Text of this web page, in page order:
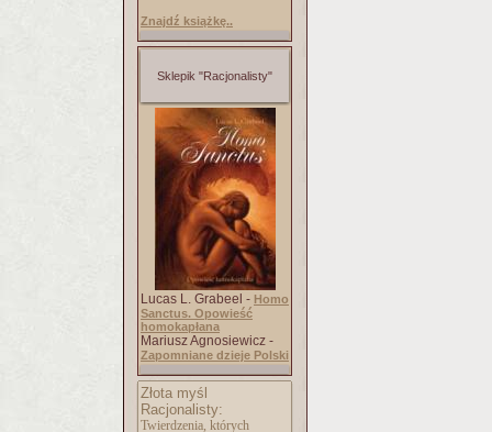
Znajdź książkę..
Sklepik "Racjonalisty"
Lucas L. Grabeel - Homo
Sanctus. Opowieść
homokapłana
Mariusz Agnosiewicz -
Zapomniane dzieje Polski
Złota myśl
Racjonalisty:
Twierdzenia, których